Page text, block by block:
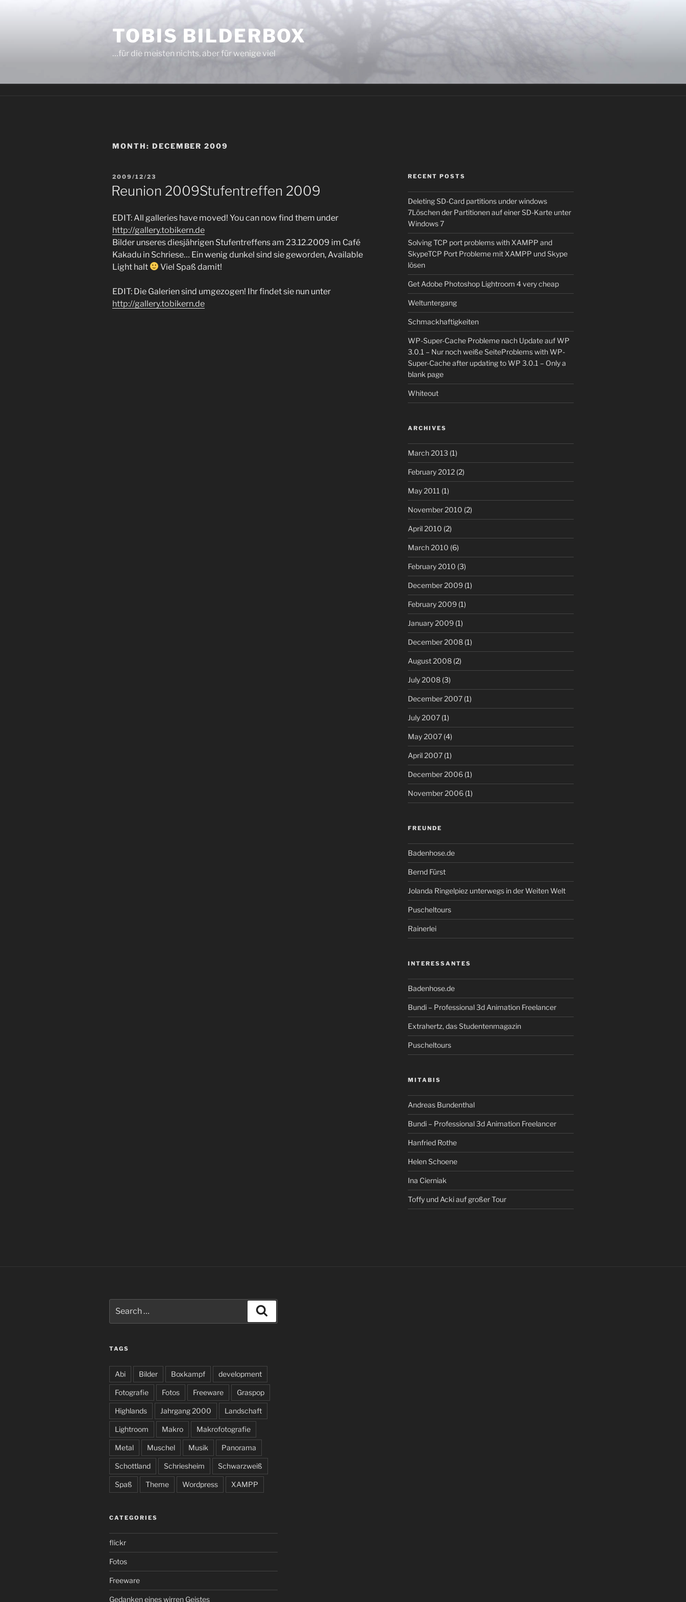
TOBIS BILDERBOX
…für die meisten nichts, aber für wenige viel
MONTH: DECEMBER 2009
POSTED
ON
2009/12/23
Reunion 2009Stufentreffen 2009
EDIT: All galleries have moved! You can now find them under
http://gallery.tobikern.de
Bilder unseres diesjährigen Stufentreffens am 23.12.2009 im Café
Kakadu in Schriese… Ein wenig dunkel sind sie geworden, Available
Light halt
Viel Spaß damit!
EDIT: Die Galerien sind umgezogen! Ihr findet sie nun unter
http://gallery.tobikern.de
RECENT POSTS
Deleting SD-Card partitions under windows
7Löschen der Partitionen auf einer SD-Karte unter
Windows 7
Solving TCP port problems with XAMPP and
SkypeTCP Port Probleme mit XAMPP und Skype
lösen
Get Adobe Photoshop Lightroom 4 very cheap
Weltuntergang
Schmackhaftigkeiten
WP-Super-Cache Probleme nach Update auf WP
3.0.1 – Nur noch weiße SeiteProblems with WP-
Super-Cache after updating to WP 3.0.1 – Only a
blank page
Whiteout
ARCHIVES
March 2013 (1)
February 2012(2)
May 2011 (1)
November 2010 (2)
April 2010 (2)
March 2010 (6)
February 2010 (3)
December 2009(1)
February 2009(1)
January 2009(1)
December 2008(1)
August 2008(2)
July 2008(3)
December 2007(1)
July 2007(1)
May 2007(4)
April 2007(1)
December 2006(1)
November 2006(1)
FREUNDE
Badenhose.de
Bernd Fürst
Jolanda Ringelpiez unterwegs in der Weiten Welt
Puscheltours
Rainerlei
INTERESSANTES
Badenhose.de
Bundi – Professional 3d Animation Freelancer
Extrahertz, das Studentenmagazin
Puscheltours
MITABIS
Andreas Bundenthal
Bundi – Professional 3d Animation Freelancer
Hanfried Rothe
Helen Schoene
Ina Cierniak
Toffy und Acki auf großer Tour
for:
TAGS
Abi Bilder Boxkampf development
Fotografie Fotos Freeware Graspop
Highlands Jahrgang 2000 Landschaft
Lightroom Makro Makrofotografie
Metal Muschel Musik Panorama
Schottland Schriesheim Schwarzweiß
Spaß Theme Wordpress XAMPP
CATEGORIES
flickr
Fotos
Freeware
Gedanken eines wirren Geistes